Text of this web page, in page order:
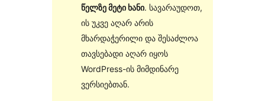
წელზე მეტი ხანი. სავარაუდოთ,
ის უკვე აღარ არის
მხარდაჭერილი და შესაძლოა
თავსებადი აღარ იყოს
WordPress-ის მიმდინარე
ვერსიებთან.